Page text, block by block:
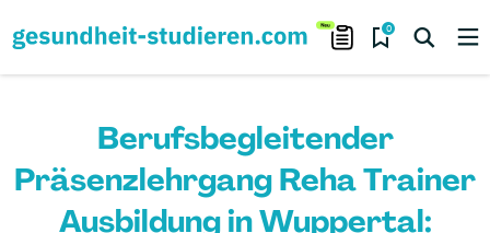
0
Berufsbegleitender
Präsenzlehrgang Reha Trainer
Ausbildung in Wuppertal: